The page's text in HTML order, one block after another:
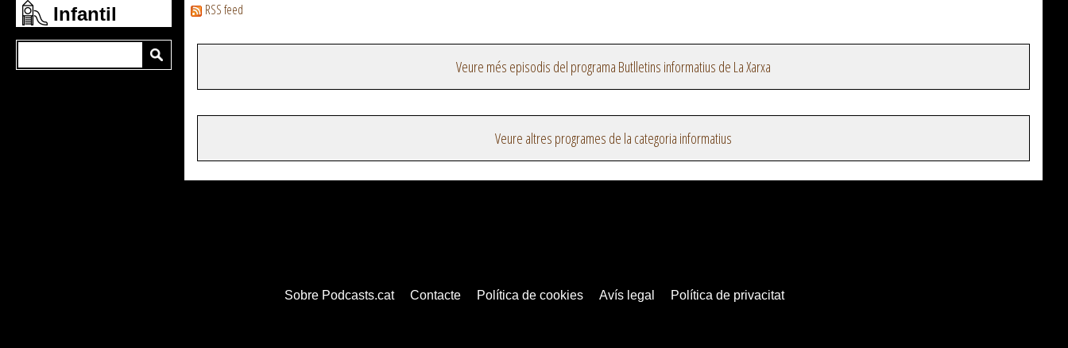
Infantil
RSS feed
Veure més episodis del programa Butlletins informatius de La Xarxa
Veure altres programes de la categoria informatius
Sobre Podcasts.cat Contacte Política de cookies Avís legal Política de privacitat